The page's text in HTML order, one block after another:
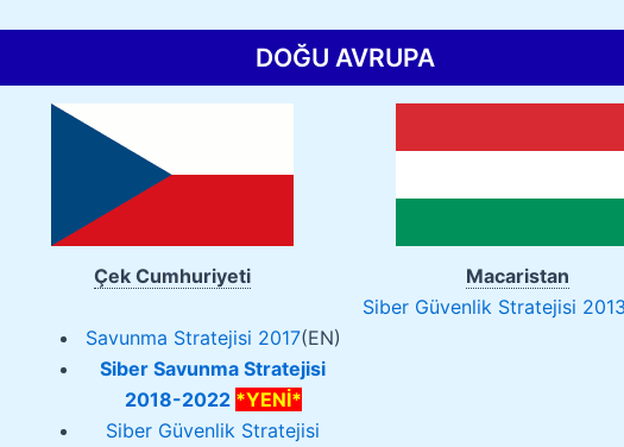
DOĞU AVRUPA
Çek Cumhuriyeti
Savunma Stratejisi 2017(EN)
Siber Savunma Stratejisi
2018-2022 *YENİ*
Siber Güvenlik Stratejisi
Macaristan
Siber Güvenlik Stratejisi